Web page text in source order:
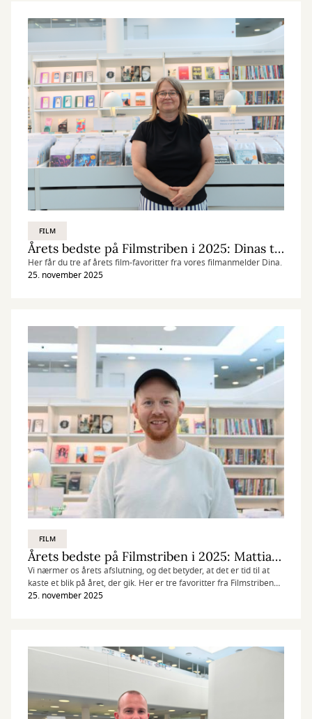
FILM
Årets bedste på Filmstriben i 2025: Dinas top-3
Her får du tre af årets film-favoritter fra vores filmanmelder Dina.
25. november 2025
FILM
Årets bedste på Filmstriben i 2025: Mattias' top-3
Vi nærmer os årets afslutning, og det betyder, at det er tid til at
kaste et blik på året, der gik. Her er tre favoritter fra Filmstriben
fra vores filmanmelder Mattias.
25. november 2025